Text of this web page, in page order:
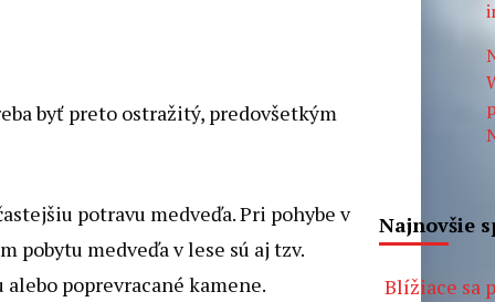
byť preto ostražitý, predovšetkým
potravu medveďa. Pri pohybe v
pobytu medveďa v lese sú aj tzv.
poprevracané kamene.
Najnovšie
Blížiace sa